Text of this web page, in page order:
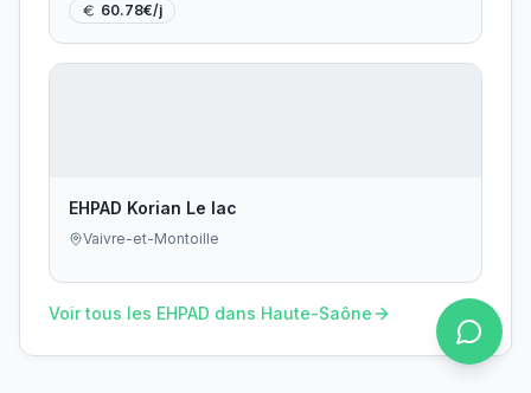
60.78€/j
EHPAD Korian Le lac
Vaivre-et-Montoille
Voir tous les EHPAD dans Haute-Saône